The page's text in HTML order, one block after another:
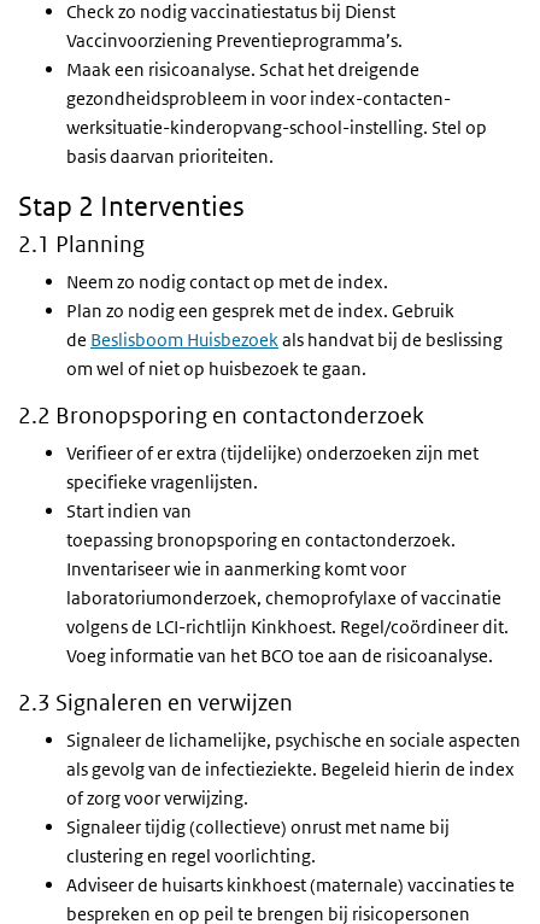
Check zo nodig vaccinatiestatus bij Dienst
Vaccinvoorziening Preventieprogramma’s.
Maak een risicoanalyse. Schat het dreigende
gezondheidsprobleem in voor index-contacten-
werksituatie-kinderopvang-school-instelling. Stel op
basis daarvan prioriteiten.
Stap 2 Interventies
2.1 Planning
Neem zo nodig contact op met de index.
Plan zo nodig een gesprek met de index. Gebruik
de Beslisboom Huisbezoekals handvat bij de beslissing
om wel of niet op huisbezoek te gaan.
2.2 Bronopsporing en contactonderzoek
Verifieer of er extra (tijdelijke) onderzoeken zijn met
specifieke vragenlijsten.
Start indien van
toepassing bronopsporing en contactonderzoek.
Inventariseer wie in aanmerking komt voor
laboratoriumonderzoek, chemoprofylaxe of vaccinatie
volgens de LCI-richtlijn Kinkhoest. Regel/coördineer dit.
Voeg informatie van het BCO toe aan de risicoanalyse.
2.3 Signaleren en verwijzen
Signaleer de lichamelijke, psychische en sociale aspecten
als gevolg van de infectieziekte. Begeleid hierin de index
of zorg voor verwijzing.
Signaleer tijdig (collectieve) onrust met name bij
clustering en regel voorlichting.
Adviseer de huisarts kinkhoest (maternale) vaccinaties te
bespreken en op peil te brengen bij risicopersonen